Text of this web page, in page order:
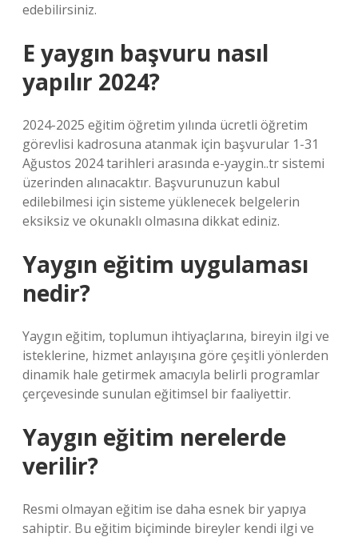
edebilirsiniz.
E yaygın başvuru nasıl
yapılır 2024?
2024-2025 eğitim öğretim yılında ücretli öğretim
görevlisi kadrosuna atanmak için başvurular 1-31
Ağustos 2024 tarihleri ​​arasında e-yaygin..tr sistemi
üzerinden alınacaktır. Başvurunuzun kabul
edilebilmesi için sisteme yüklenecek belgelerin
eksiksiz ve okunaklı olmasına dikkat ediniz.
Yaygın eğitim uygulaması
nedir?
Yaygın eğitim, toplumun ihtiyaçlarına, bireyin ilgi ve
isteklerine, hizmet anlayışına göre çeşitli yönlerden
dinamik hale getirmek amacıyla belirli programlar
çerçevesinde sunulan eğitimsel bir faaliyettir.
Yaygın eğitim nerelerde
verilir?
Resmi olmayan eğitim ise daha esnek bir yapıya
sahiptir. Bu eğitim biçiminde bireyler kendi ilgi ve